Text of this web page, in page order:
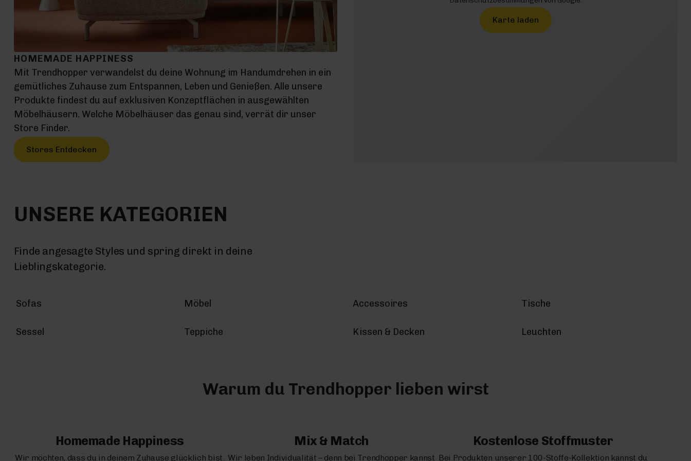
HOMEMADE HAPPINESS
Mit Trendhopper verwandelst du deine Wohnung im Handumdrehen in ein
gemütliches Zuhause zum Entspannen, Leben und Genießen. Alle unsere
Produkte findest du auf exklusiven Konzeptflächen in ausgewählten
Möbelhäusern. Welche Möbelhäuser das genau sind, verrät dir unser
Store Finder.
Stores Entdecken
Karte laden
UNSERE KATEGORIEN
Finde angesagte Styles und spring direkt in deine
Lieblingskategorie.
Sofas Möbel Accessoires Tische
Sessel Teppiche Kissen & Decken Leuchten
Warum du Trendhopper lieben wirst
Homemade Happiness
Wir möchten, dass du in deinem Zuhause glücklich bist.
Mix & Match
Wir leben Individualität – denn bei Trendhopper kannst
Kostenlose Stoffmuster
Bei Produkten unserer 100-Stoffe-Kollektion kannst du